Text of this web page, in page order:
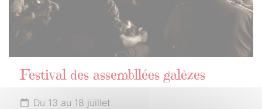
Festival des assembllées galèzes
Du 13 au 18 juillet